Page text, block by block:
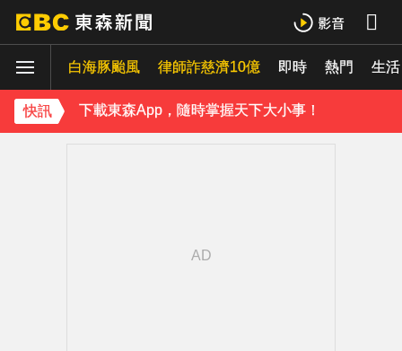
白海豚颱風 律師詐慈濟10億 即時 熱門 生活
快訊
下載東森App，隨時掌握天下大小事！